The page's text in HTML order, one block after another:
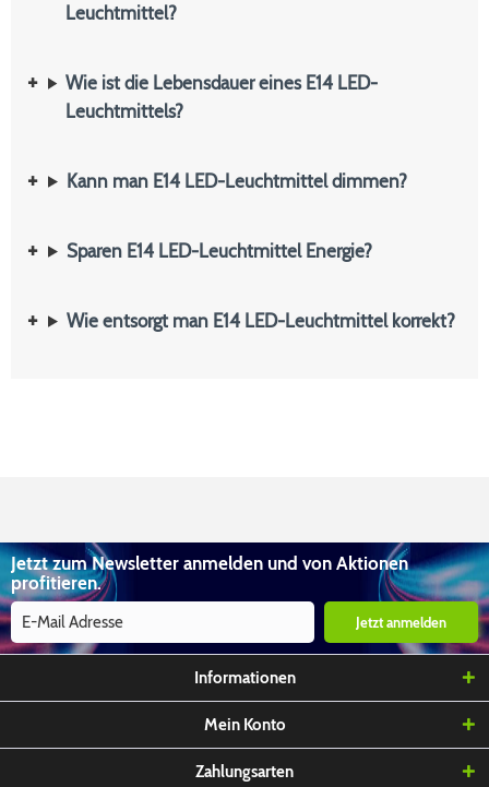
Leuchtmittel?
Wie ist die Lebensdauer eines E14 LED-
Leuchtmittels?
Kann man E14 LED-Leuchtmittel dimmen?
Sparen E14 LED-Leuchtmittel Energie?
Wie entsorgt man E14 LED-Leuchtmittel korrekt?
Jetzt zum Newsletter anmelden und von Aktionen
profitieren.
Jetzt anmelden
Informationen
Mein Konto
Zahlungsarten